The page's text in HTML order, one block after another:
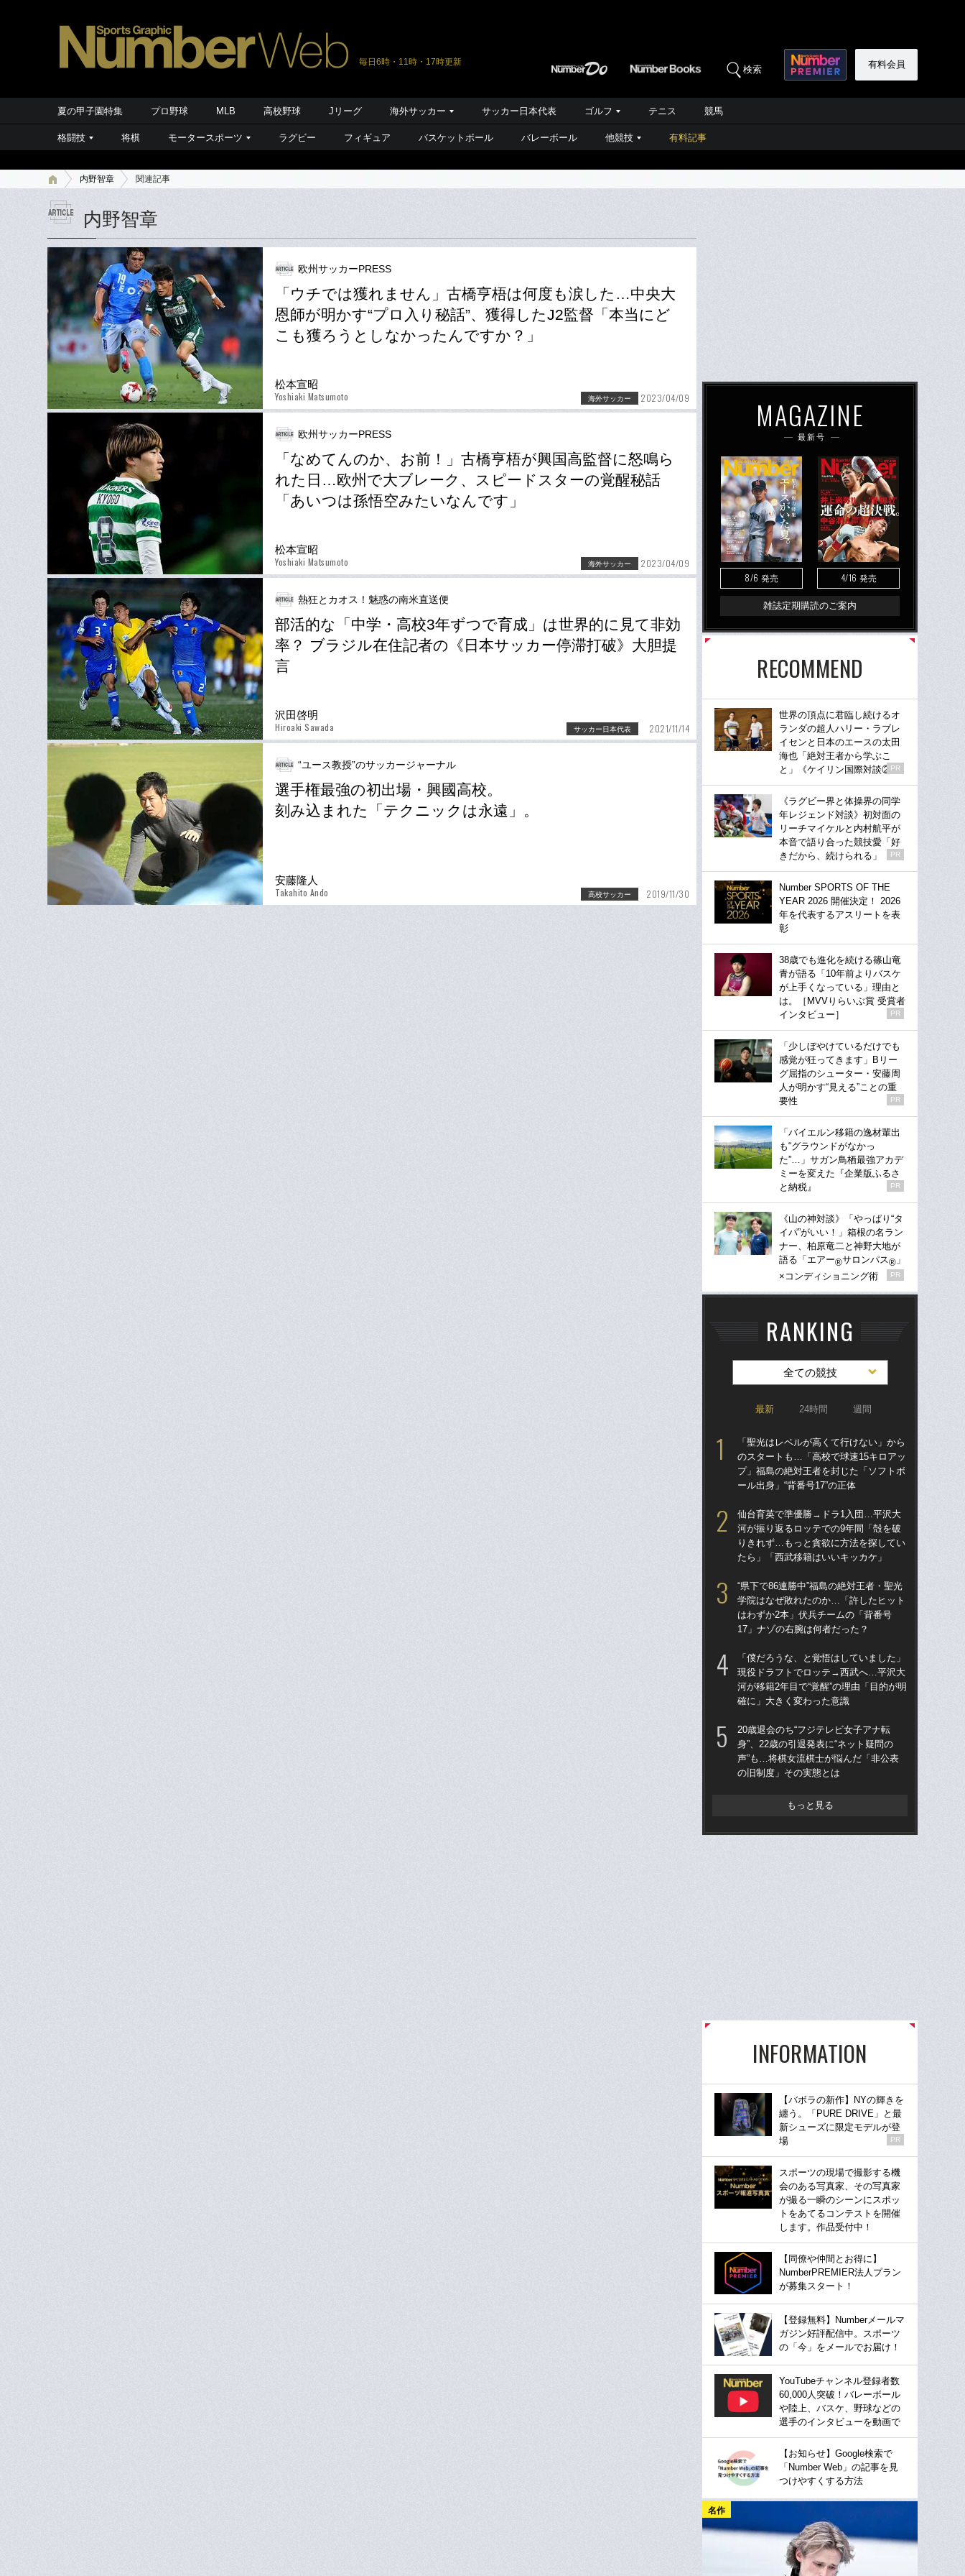
毎日6時・11時・17時更新
検索 有料会員
夏の甲子園特集 プロ野球 MLB 高校野球 Jリーグ 海外サッカー サッカー日本代表 ゴルフ テニス 競馬
格闘技 将棋 モータースポーツ ラグビー フィギュア バスケットボール バレーボール 他競技 有料記事
内野智章 関連記事
内野智章
欧州サッカーPRESS
「ウチでは獲れません」古橋亨梧は何度も涙した…中央大
恩師が明かす“プロ入り秘話”、獲得したJ2監督「本当にど
こも獲ろうとしなかったんですか？」
松本宣昭
Yoshiaki Matsumoto 海外サッカー 2023/04/09
欧州サッカーPRESS
「なめてんのか、お前！」古橋亨梧が興国高監督に怒鳴ら
れた日…欧州で大ブレーク、スピードスターの覚醒秘話
「あいつは孫悟空みたいなんです」
松本宣昭
Yoshiaki Matsumoto 海外サッカー 2023/04/09
熱狂とカオス！魅惑の南米直送便
部活的な「中学・高校3年ずつで育成」は世界的に見て非効
率？ ブラジル在住記者の《日本サッカー停滞打破》大胆提
言
沢田啓明
Hiroaki Sawada サッカー日本代表 2021/11/14
“ユース教授”のサッカージャーナル
選手権最強の初出場・興國高校。
刻み込まれた「テクニックは永遠」。
安藤隆人
Takahito Ando 高校サッカー 2019/11/30
MAGAZINE
最新号
8/6 発売 4/16 発売
雑誌定期購読のご案内
RECOMMEND
世界の頂点に君臨し続けるオ
ランダの超人ハリー・ラブレ
イセンと日本のエースの太田
海也「絶対王者から学ぶこ
と」《ケイリン国際対談②》
PR
《ラグビー界と体操界の同学
年レジェンド対談》初対面の
リーチマイケルと内村航平が
本音で語り合った競技愛「好
きだから、続けられる」
PR
Number SPORTS OF THE
YEAR 2026 開催決定！ 2026
年を代表するアスリートを表
彰
38歳でも進化を続ける篠山竜
青が語る「10年前よりバスケ
が上手くなっている」理由と
は。［MVVりらいぶ賞 受賞者
インタビュー］
PR
「少しぼやけているだけでも
感覚が狂ってきます」Bリー
グ屈指のシューター・安藤周
人が明かす“見える”ことの重
要性
PR
「バイエルン移籍の逸材輩出
も“グラウンドがなかっ
た”…」サガン鳥栖最強アカデ
ミーを変えた『企業版ふるさ
と納税』
PR
《山の神対談》「やっぱり“タ
イパ”がいい！」箱根の名ラン
ナー、柏原竜二と神野大地が
語る「エアー®サロンパス® 」
×コンディショニング術
PR
RANKING
全ての競技
最新 24時間 週間
「聖光はレベルが高くて行けない」から
のスタートも…「高校で球速15キロアッ
プ」福島の絶対王者を封じた「ソフトボ
ール出身」“背番号17”の正体
仙台育英で準優勝→ドラ1入団…平沢大
河が振り返るロッテでの9年間「殻を破
りきれず…もっと貪欲に方法を探してい
たら」「西武移籍はいいキッカケ」
“県下で86連勝中”福島の絶対王者・聖光
学院はなぜ敗れたのか…「許したヒット
はわずか2本」伏兵チームの「背番号
17」ナゾの右腕は何者だった？
「僕だろうな、と覚悟はしていました」
現役ドラフトでロッテ→西武へ…平沢大
河が移籍2年目で“覚醒”の理由「目的が明
確に」大きく変わった意識
20歳退会のち“フジテレビ女子アナ転
身”、22歳の引退発表に“ネット疑問の
声”も…将棋女流棋士が悩んだ「非公表
の旧制度」その実態とは
もっと見る
INFORMATION
【バボラの新作】NYの輝きを
纏う。「PURE DRIVE」と最
新シューズに限定モデルが登
場
PR
スポーツの現場で撮影する機
会のある写真家、その写真家
が撮る一瞬のシーンにスポッ
トをあてるコンテストを開催
します。作品受付中！
【同僚や仲間とお得に】
NumberPREMIER法人プラン
が募集スタート！
【登録無料】Numberメールマ
ガジン好評配信中。スポーツ
の「今」をメールでお届け！
YouTubeチャンネル登録者数
60,000人突破！バレーボール
や陸上、バスケ、野球などの
選手のインタビューを動画で
【お知らせ】Google検索で
「Number Web」の記事を見
つけやすくする方法
名作